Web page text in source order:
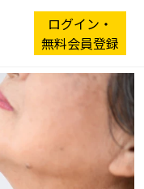
ログイン・
無料会員登録